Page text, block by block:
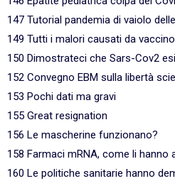
147 Tutorial pandemia di vaiolo
149 Tutti i malori causati da
150 Dimostrateci che Sars-Cov2
152 Convegno EBM sulla libertà
153 Pochi dati ma gravi
155 Great resignation
156 Le mascherine funzionano?
158 Farmaci mRNA, come li hanno
160 Le politiche sanitarie hanno